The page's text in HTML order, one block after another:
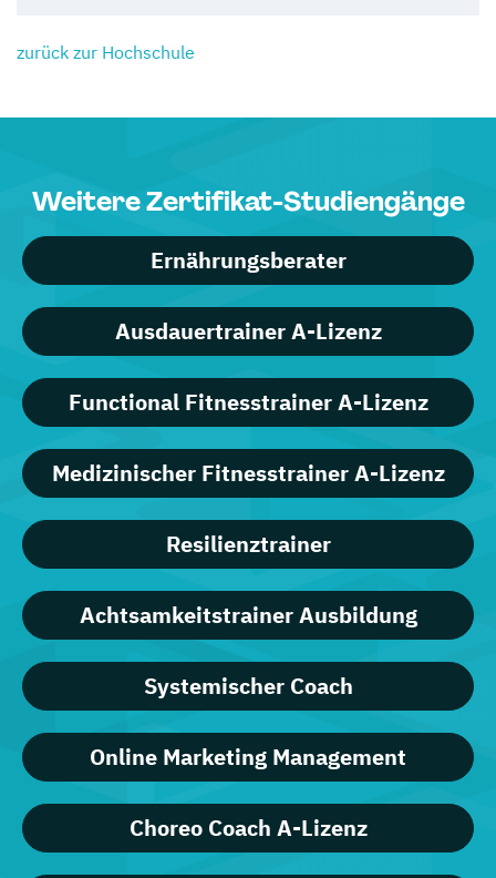
zurück zur Hochschule
Weitere Zertifikat-Studiengänge
Ernährungsberater
Ausdauertrainer A-Lizenz
Functional Fitnesstrainer A-Lizenz
Medizinischer Fitnesstrainer A-Lizenz
Resilienztrainer
Achtsamkeitstrainer Ausbildung
Systemischer Coach
Online Marketing Management
Choreo Coach A-Lizenz